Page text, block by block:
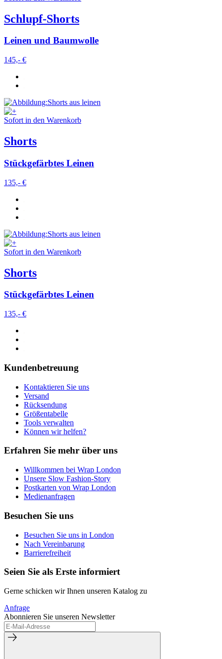
Schlupf-Shorts
Leinen und Baumwolle
145,- €
Sofort in den Warenkorb
Shorts
Stückgefärbtes Leinen
135,- €
Sofort in den Warenkorb
Shorts
Stückgefärbtes Leinen
135,- €
Kundenbetreuung
Kontaktieren Sie uns
Versand
Rücksendung
Größentabelle
Tools verwalten
Können wir helfen?
Erfahren Sie mehr über uns
Willkommen bei Wrap London
Unsere Slow Fashion-Story
Postkarten von Wrap London
Medienanfragen
Besuchen Sie uns
Besuchen Sie uns in London
Nach Vereinbarung
Barrierefreiheit
Seien Sie als Erste informiert
Gerne schicken wir Ihnen unseren Katalog zu
Anfrage
Abonnieren Sie unseren Newsletter